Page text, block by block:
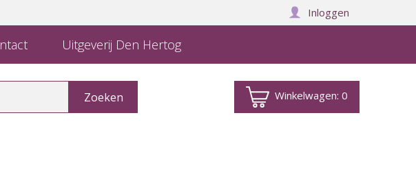
Inloggen
Uitgeverij Den Hertog
Winkelwagen:0